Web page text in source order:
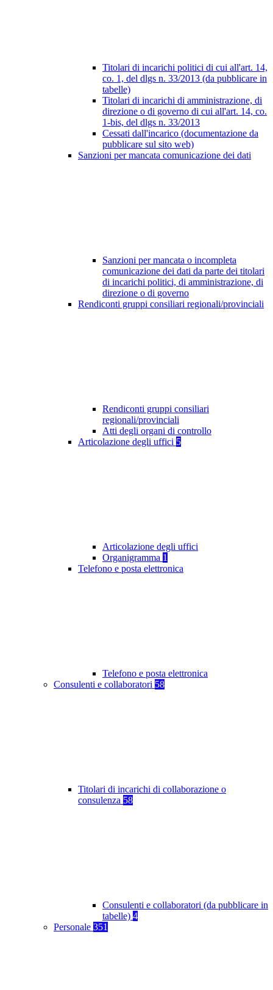
Titolari di incarichi politici di cui all'art. 14,
co. 1, del dlgs n. 33/2013 (da pubblicare in
tabelle)
Titolari di incarichi di amministrazione, di
direzione o di governo di cui all'art. 14, co.
1-bis, del dlgs n. 33/2013
Cessati dall'incarico (documentazione da
pubblicare sul sito web)
Sanzioni per mancata comunicazione dei dati
Sanzioni per mancata o incompleta
comunicazione dei dati da parte dei titolari
di incarichi politici, di amministrazione, di
direzione o di governo
Rendiconti gruppi consiliari regionali/provinciali
Rendiconti gruppi consiliari
regionali/provinciali
Atti degli organi di controllo
Articolazione degli uffici 5
Articolazione degli uffici
Organigramma 1
Telefono e posta elettronica
Telefono e posta elettronica
Consulenti e collaboratori 58
Titolari di incarichi di collaborazione o
consulenza 58
Consulenti e collaboratori (da pubblicare in
tabelle) 4
Personale 351